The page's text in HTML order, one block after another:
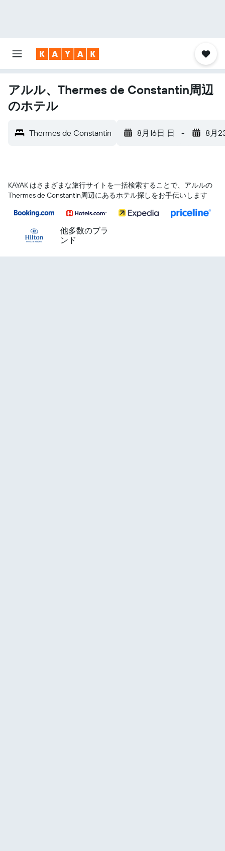
アルル、Thermes de Constantin周辺
のホテル
Thermes de Constantin 8月16日 日 - 8月
KAYAK はさまざまな旅行サイトを一括検索することで、アルル​の
Thermes de Constantin​周辺にあるホテル探しをお手伝いします
他多数のブラ
ンド